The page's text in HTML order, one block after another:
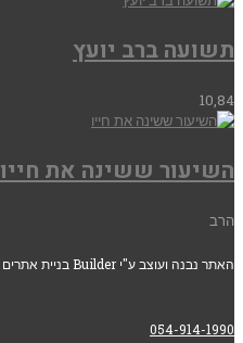
תשועה ברב יועץ
10,84
השיעור ששינה את חייו
הרב
האתר נבנה ועוצב ע"י Builder בניית אתרים
054-914-1990